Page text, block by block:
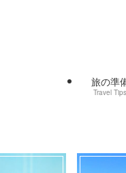
旅の準
Travel Tips